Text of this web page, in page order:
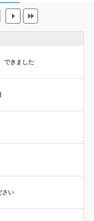
できました
さい